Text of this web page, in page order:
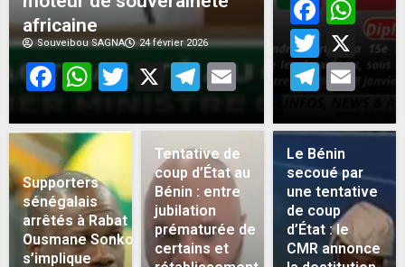
africaine
Souveibou SAGNA 24 février 2026
Facebook
WhatsApp
Twitter
X Telegram
Email
X
Supporters
sénégalais
arrêtés à Rabat :
Ousmane Sonko
s’implique
Tentative de
coup d’État au
Bénin : entre
jubilation
prématurée de
certains et
Le Bénin
secoué par
une tentative
de coup
d’État : le
CMR annonce